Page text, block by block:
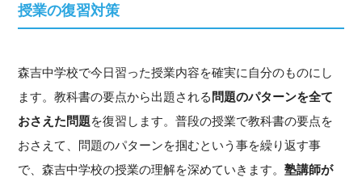
授業の復習対策
森吉中学校で今日習った授業内容を確実に自分のものにし
ます。教科書の要点から出題される 問題のパターンを全て
おさえた問題を復習します。普段の授業で教科書の要点を
おさえて、問題のパターンを掴むという事を繰り返す事
で、森吉中学校の授業の理解を深めていきます。塾講師が